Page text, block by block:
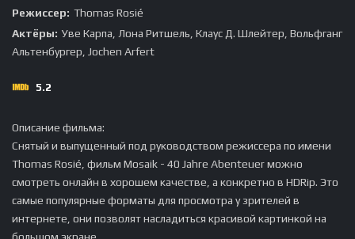
Режиссер: Thomas Rosié
Актёры: Уве Карпа, Лона Ритшель, Клаус Д. Шлейтер, Вольфганг
Альтенбургер, Jochen Arfert
5.2
Описание фильма:
Снятый и выпущенный под руководством режиссера по имени
Thomas Rosié, фильм Mosaik - 40 Jahre Abenteuer можно
смотреть онлайн в хорошем качестве, а конкретно в HDRip. Это
самые популярные форматы для просмотра у зрителей в
интернете, они позволят насладиться красивой картинкой на
большом экране.